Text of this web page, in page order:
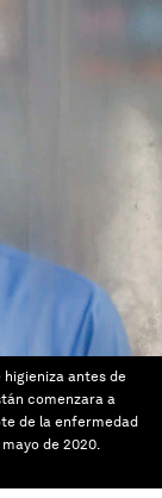
antes de
comenzara a
de la enfermedad
de 2020.